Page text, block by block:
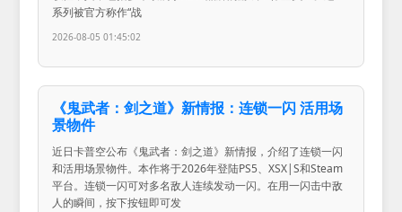
系列被官方称作“战
2026-08-05 01:45:02
《鬼武者：剑之道》新情报：连锁一闪 活用场
景物件
近日卡普空公布《鬼武者：剑之道》新情报，介绍了连锁一闪
和活用场景物件。本作将于2026年登陆PS5、XSX|S和Steam
平台。连锁一闪可对多名敌人连续发动一闪。在用一闪击中敌
人的瞬间，按下按钮即可发